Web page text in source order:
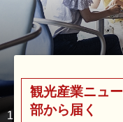
【図解】日本人出国
109万人 ―日本政府
観光産業ニュ
部から届く